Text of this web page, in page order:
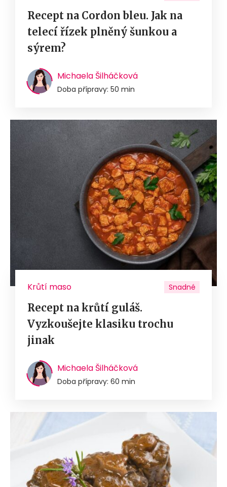
Recept na Cordon bleu. Jak na
telecí řízek plněný šunkou a
sýrem?
Michaela Šilháčková
Doba přípravy: 50 min
Krůtí maso Snadné
Recept na krůtí guláš.
Vyzkoušejte klasiku trochu
jinak
Michaela Šilháčková
Doba přípravy: 60 min